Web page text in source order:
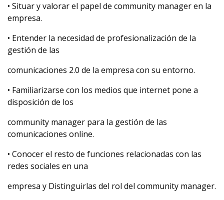
• Situar y valorar el papel de community manager en la
empresa.
• Entender la necesidad de profesionalización de la
gestión de las
comunicaciones 2.0 de la empresa con su entorno.
• Familiarizarse con los medios que internet pone a
disposición de los
community manager para la gestión de las
comunicaciones online.
• Conocer el resto de funciones relacionadas con las
redes sociales en una
empresa y Distinguirlas del rol del community manager.